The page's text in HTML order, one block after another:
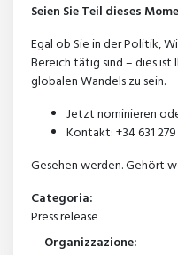
Seien Sie Teil dieses
Egal ob Sie in der Politik,
Bereich tätig sind – dies ist
globalen Wandels zu sein.
Jetzt nominieren
Kontakt: +34 631 279
Gesehen werden. Gehört
Categoria:
Press release
Organizzazione: